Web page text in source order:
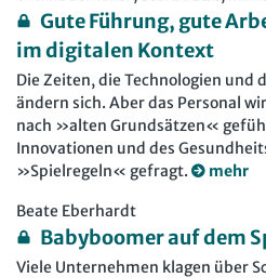
Gute Führung, gute
im digitalen Kontext
Die Zeiten, die Technologien und
ändern sich. Aber das Personal
nach »alten Grundsätzen«
Innovationen und des
»Spielregeln« gefragt.
mehr
Beate Eberhardt
Babyboomer auf dem
Viele Unternehmen klagen über